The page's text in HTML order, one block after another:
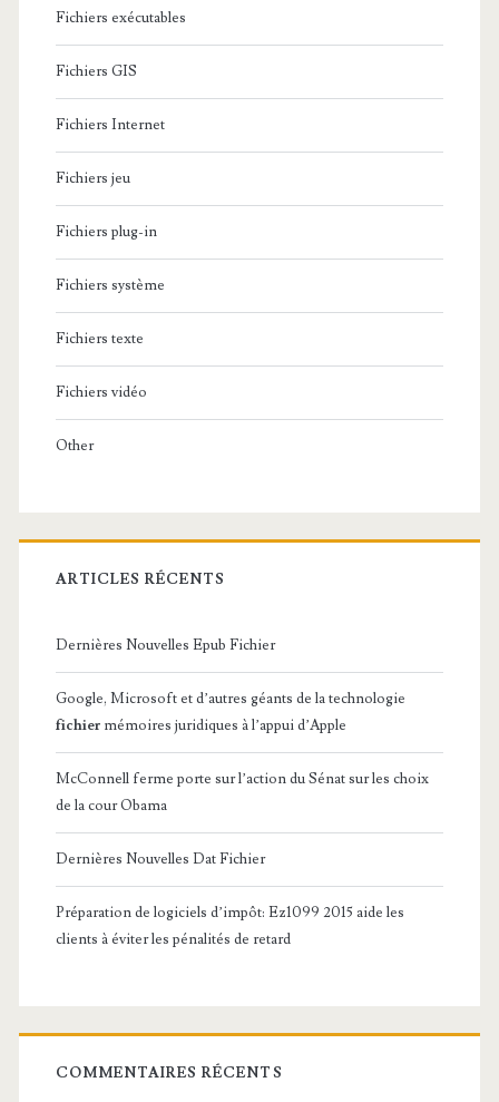
Fichiers exécutables
Fichiers GIS
Fichiers Internet
Fichiers jeu
Fichiers plug-in
Fichiers système
Fichiers texte
Fichiers vidéo
Other
ARTICLES RÉCENTS
Dernières Nouvelles Epub Fichier
Google, Microsoft et d’autres géants de la technologie
fichier mémoires juridiques à l’appui d’Apple
McConnell ferme porte sur l’action du Sénat sur les choix
de la cour Obama
Dernières Nouvelles Dat Fichier
Préparation de logiciels d’impôt: Ez1099 2015 aide les
clients à éviter les pénalités de retard
COMMENTAIRES RÉCENTS